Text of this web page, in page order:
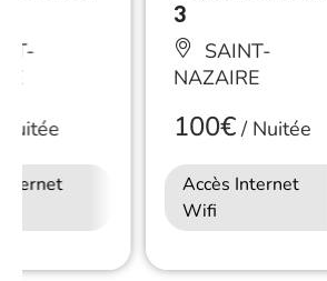
3
SAINT-
NAZAIRE
100€/Nuitée
Accès Internet
Wifi